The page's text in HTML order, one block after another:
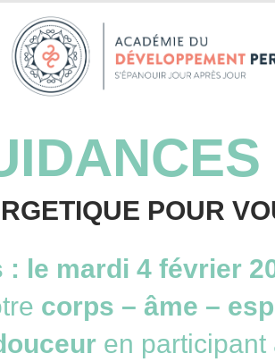
POUR
le mardi 4 février
corps – âme –
en participant